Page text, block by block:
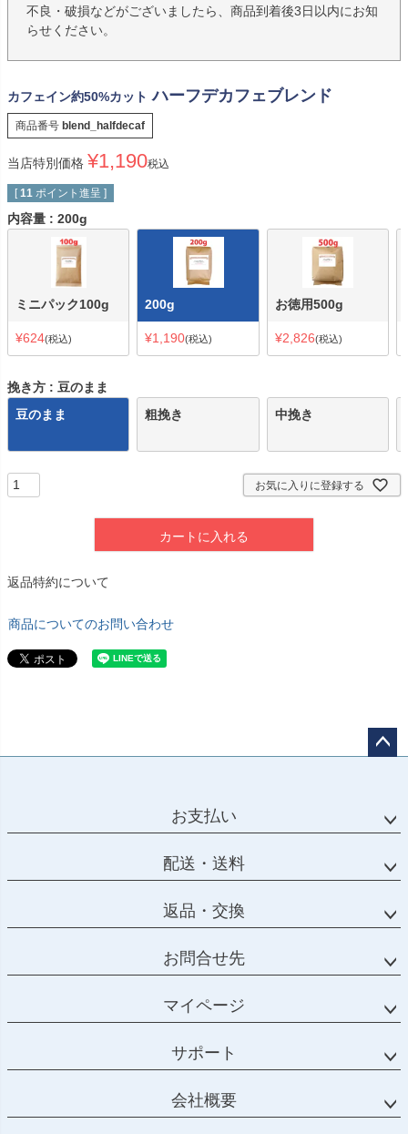
不良・破損などがございましたら、商品到着後3日以内にお知
らせください。
カフェイン約50%カット ハーフデカフェブレンド
商品番号 blend_halfdecaf
当店特別価格 ¥1,190税込
[ 11 ポイント進呈 ]
内容量 200g
ミニパック100g
¥624 税込
200g
¥1,190 税込
お徳用500g
¥2,826 税込
挽き方
豆のまま
豆のまま
粗挽き 中挽き
お気に入りに登録する
カートに入れる
返品特約について
商品についてのお問い合わせ
お支払い
配送・送料
返品・交換
お問合せ先
マイページ
サポート
会社概要